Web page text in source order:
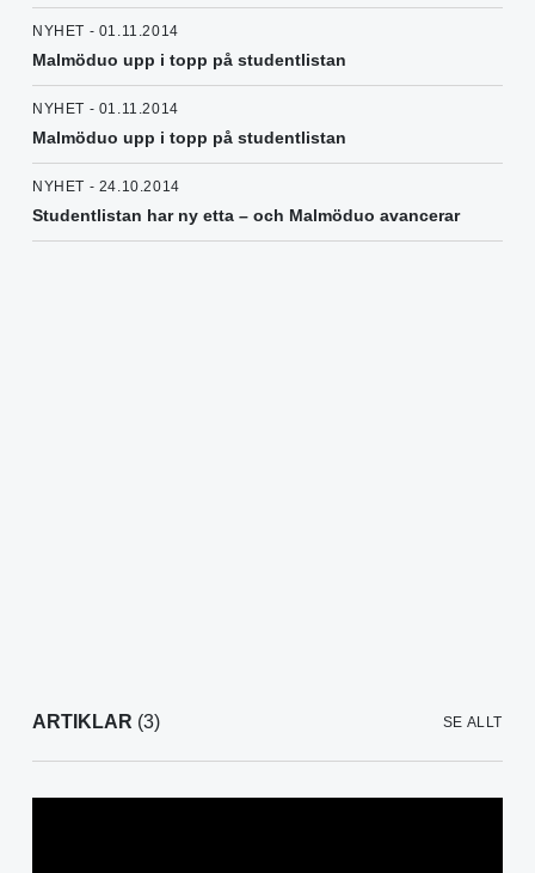
NYHET - 01.11.2014
Malmöduo upp i topp på studentlistan
NYHET - 01.11.2014
Malmöduo upp i topp på studentlistan
NYHET - 24.10.2014
Studentlistan har ny etta – och Malmöduo avancerar
ARTIKLAR (3) SE ALLT